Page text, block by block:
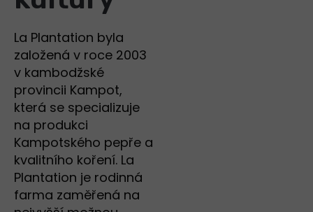
La Plantation byla
založená v roce 2003
v kambodžské
provincii Kampot,
která se specializuje
na produkci
Kampotského pepře a
kvalitního koření. La
Plantation je rodinná
farma zaměřená na